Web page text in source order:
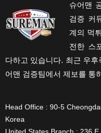
슈어맨
검증 커
계의 먹
전한 스
다하고 있습니다. 최근 우
어맨 검증팀에서 제보를 통
Head Office : 90-5
Korea